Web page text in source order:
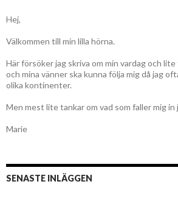
Hej,
Välkommen till min lilla hörna.
Här försöker jag skriva om min vardag och
och mina vänner ska kunna följa mig då jag
olika kontinenter.
Men mest lite tankar om vad som faller mig in
Marie
SENASTE INLÄGGEN